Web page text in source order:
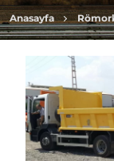
Anasayfa